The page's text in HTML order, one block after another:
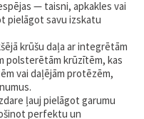
— taisni, apkakles vai
pielāgot savu izskatu
krūšu daļa ar integrētām
polsterētām krūzītēm, kas
vai daļējām protēzēm,
ļauj pielāgot garumu
perfektu un